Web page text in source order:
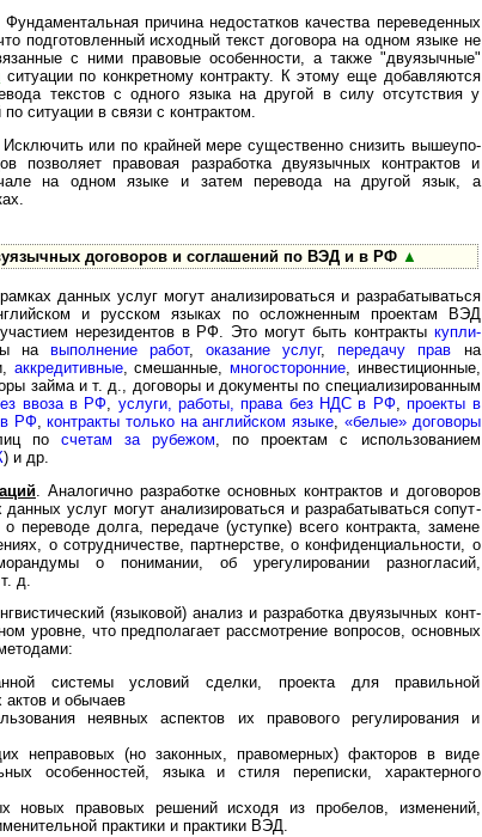
Фундаментальная причина не­до­с­тат­ков качества переведенных
подготовленный исходный текст договора на одном языке не
с ними правовые особенности, а также "двуязычные"
ситуации по конкретному контракту. К этому еще добавляются
текстов с одного языка на другой в силу отсутствия у
ситуации в связи с контрактом.
или по крайней мере существенно снизить выше­упо­
позволяет правовая разработка двуязычных контрактов и
на одном языке и затем перевода на другой язык, а
договоров и соглашений по ВЭД и в РФ ▲
данных услуг мо­гут ана­ли­зи­ро­вать­ся и разрабатываться
и русском языках по осложненным проектам ВЭД
нерезидентов в РФ. Это могут быть контракты купли-
на выполнение работ,оказание услуг,передачу прав на
аккредитивные, смешанные, многосторонние, ин­вес­ти­ци­он­ные,
займа и т. д., договоры и документы по спе­ци­а­ли­зи­ро­ван­ным
ввоза в РФ услуги, работы, права без НДС в РФ,проекты в
в РФ,контракты только на английском языке «белые» договоры
лиц посчетам за рубежом , по проектам с использованием
) и др.
. Аналогично разработке ос­нов­ных контрактов и договоров
услуг могут анализироваться и разрабатываться со­пут­
переводе долга, передаче (уступке) всего контракта, замене
о сотрудничестве, партнерстве, о конфиденциальности, о
о понимании, об урегулировании разногласий,
д.
(языковой) ана­лиз и разработка двуязыч­ных кон­т­
уровне, что предполагает рассмотрение вопросов, основных
системы условий сделки, проекта для правильной
и обычаев
неявных аспектов их правового регулирования и
неправовых (но законных, правомерных) факторов в виде
особенностей, языка и стиля переписки, характерного
новых правовых решений исходя из пробелов, изменений,
практики и практики ВЭД.